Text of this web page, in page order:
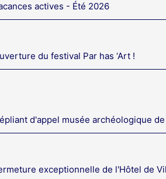
actives - Été 2026
du festival Par has ‘Art !
d'appel musée archéologique
exceptionnelle de l'Hôtel de